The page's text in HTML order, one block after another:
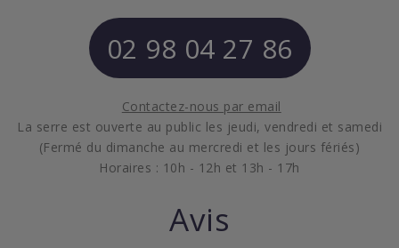
02 98 04 27 86
Contactez-nous par email
La serre est ouverte au public les jeudi, vendredi et samedi
(Fermé du dimanche au mercredi et les jours fériés)
Horaires : 10h - 12h et 13h - 17h
Avis